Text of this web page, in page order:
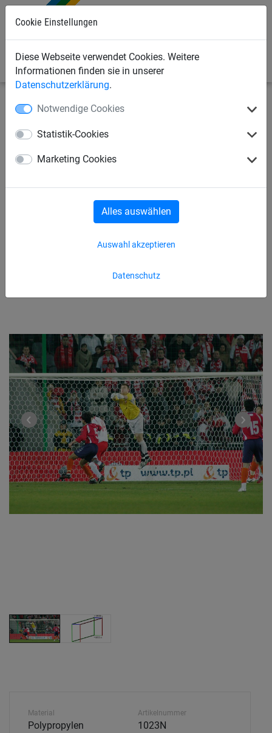
Cookie Einstellungen
Diese Webseite verwendet Cookies. Weitere
Informationen finden sie in unserer
Datenschutzerklärung.
Notwendige Cookies
Statistik-Cookies
Marketing Cookies
Datenschutz
Auswahl akzeptieren
Alles auswählen
Sportnetze Fußballnetze
Exklusives Fußballtornetz aus
Polypropylen hochfest, ca. 3,5
mm stark, wabenförmige
Material
Polypropylen
Artikelnummer
1023N